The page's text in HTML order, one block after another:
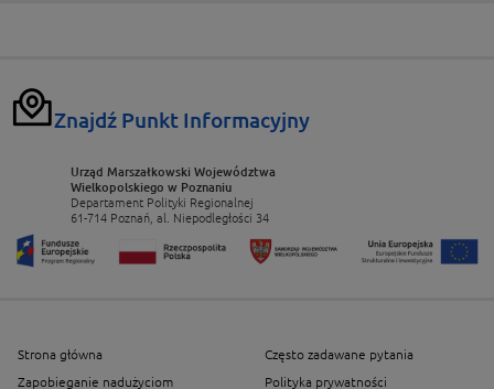
Znajdź Punkt Informacyjny
Urząd Marszałkowski Województwa
Wielkopolskiego w Poznaniu
Departament Polityki Regionalnej
61-714 Poznań, al. Niepodległości 34
Strona główna
Zapobieganie nadużyciom
Często zadawane pytania
Polityka prywatności